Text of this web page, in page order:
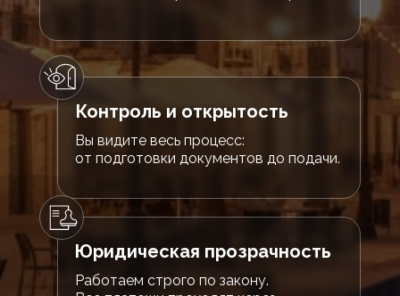
Вы видите весь процесс:
от подготовки документов до подачи.
Контроль и открытость
Работаем строго по закону.
Юридическая прозрачность